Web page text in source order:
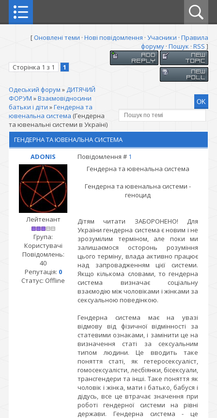
[Оновлені теми · Нові повідомлення · Учасники · Правила
форуму · Пошук · RSS ]
Сторінка 1 з 1 1
Одеський форум »ДИТЯЧИЙ
ФОРУМ »Взаємовідносини
батьки і діти »Гендерна та
ювенальна система (Гендерна
та ювенальні системи в Україні)
ГЕНДЕРНА ТА ЮВЕНАЛЬНА СИСТЕМА
ADONIS
Повідомлення # 1
Лейтенант
Група:
Користувачі
Повідомлень:
40
Репутація: 0
Статус: Offline
Гендерна та ювенальна система
Гендерна та ювенальна системи -
геноцид
Дітям читати ЗАБОРОНЕНО! Для
України гендерна система є новим і не
зрозумілим терміном, але поки ми
залишаємося осторонь розуміння
цього терміну, влада активно працює
над запровадженням цієї системи.
Якщо кількома словами, то гендерна
система визначає соціальну
взаємодію між чоловіками і жінками за
сексуальною поведінкою.
Гендерна система має на увазі
відмову від фізичної відмінності за
статевими ознаками, і замінити це на
визначення статі за сексуальним
типом людини. Це вводить таке
поняття статі, як гетеросексуаліст,
гомосексуалісти, лесбіянки, бісексуали,
трансгендери та інші. Таке поняття як
чоловік і жінка, мати і батько, бабуся і
дідусь, все це втрачає значення при
роботі гендерної системи на рівні
держави. Гендерна система - це